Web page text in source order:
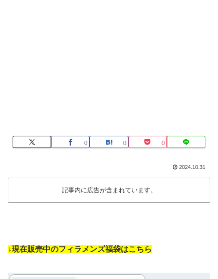
0 0 0
2024.10.31
記事内に広告が含まれています。
↓現在販売中のフィラメンズ福袋はこちら